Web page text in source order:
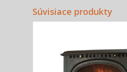
Súvisiace produkty